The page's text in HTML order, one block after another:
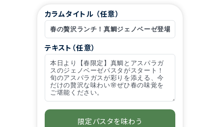
カラムタイトル （任意）
テキスト（任意）
アクションボタンを設置